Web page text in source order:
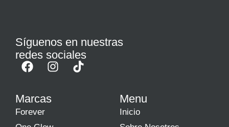
Síguenos en nuestras
redes sociales
Marcas
Forever
Menu
Inicio